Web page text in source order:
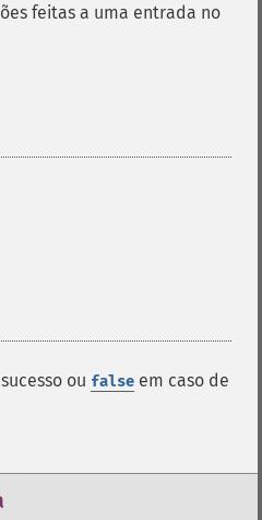
feitas a uma entrada no
ou false em caso de